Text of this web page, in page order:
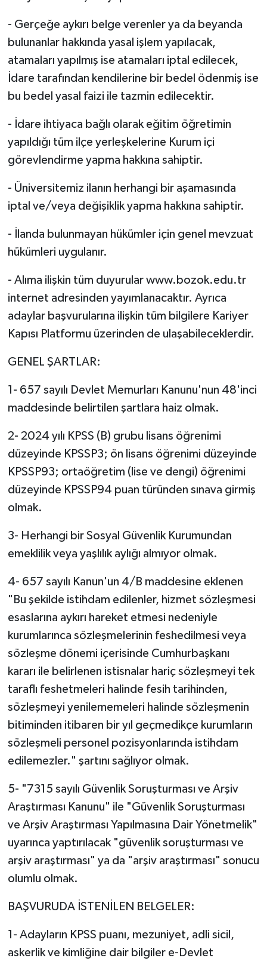
- Gerçeğe aykırı belge verenler ya da beyanda
bulunanlar hakkında yasal işlem yapılacak,
atamaları yapılmış ise atamaları iptal edilecek,
İdare tarafından kendilerine bir bedel ödenmiş ise
bu bedel yasal faizi ile tazmin edilecektir.
- İdare ihtiyaca bağlı olarak eğitim öğretimin
yapıldığı tüm ilçe yerleşkelerine Kurum içi
görevlendirme yapma hakkına sahiptir.
- Üniversitemiz ilanın herhangi bir aşamasında
iptal ve/veya değişiklik yapma hakkına sahiptir.
- İlanda bulunmayan hükümler için genel mevzuat
hükümleri uygulanır.
- Alıma ilişkin tüm duyurular www.bozok.edu.tr
internet adresinden yayımlanacaktır. Ayrıca
adaylar başvurularına ilişkin tüm bilgilere Kariyer
Kapısı Platformu üzerinden de ulaşabileceklerdir.
GENEL ŞARTLAR:
1- 657 sayılı Devlet Memurları Kanunu'nun 48'inci
maddesinde belirtilen şartlara haiz olmak.
2- 2024 yılı KPSS (B) grubu lisans öğrenimi
düzeyinde KPSSP3; ön lisans öğrenimi düzeyinde
KPSSP93; ortaöğretim (lise ve dengi) öğrenimi
düzeyinde KPSSP94 puan türünden sınava girmiş
olmak.
3- Herhangi bir Sosyal Güvenlik Kurumundan
emeklilik veya yaşlılık aylığı almıyor olmak.
4- 657 sayılı Kanun'un 4/B maddesine eklenen
"Bu şekilde istihdam edilenler, hizmet sözleşmesi
esaslarına aykırı hareket etmesi nedeniyle
kurumlarınca sözleşmelerinin feshedilmesi veya
sözleşme dönemi içerisinde Cumhurbaşkanı
kararı ile belirlenen istisnalar hariç sözleşmeyi tek
taraflı feshetmeleri halinde fesih tarihinden,
sözleşmeyi yenilememeleri halinde sözleşmenin
bitiminden itibaren bir yıl geçmedikçe kurumların
sözleşmeli personel pozisyonlarında istihdam
edilemezler." şartını sağlıyor olmak.
5- "7315 sayılı Güvenlik Soruşturması ve Arşiv
Araştırması Kanunu" ile "Güvenlik Soruşturması
ve Arşiv Araştırması Yapılmasına Dair Yönetmelik"
uyarınca yaptırılacak "güvenlik soruşturması ve
arşiv araştırması" ya da "arşiv araştırması" sonucu
olumlu olmak.
BAŞVURUDA İSTENİLEN BELGELER:
1- Adayların KPSS puanı, mezuniyet, adli sicil,
askerlik ve kimliğine dair bilgiler e-Devlet